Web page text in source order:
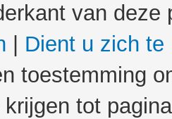
van
Dient u zich te
toestemming
tot